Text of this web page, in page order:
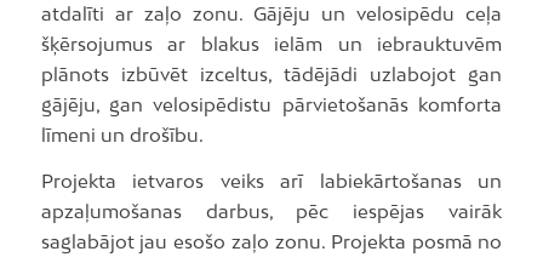
atdalīti ar zaļo zonu. Gājēju un velosipēdu ceļa
šķērsojumus ar blakus ielām un iebrauktuvēm
plānots izbūvēt izceltus, tādējādi uzlabojot gan
gājēju, gan velosipēdistu pārvietošanās komforta
līmeni un drošību.
Projekta ietvaros veiks arī labiekārtošanas un
apzaļumošanas darbus, pēc iespējas vairāk
saglabājot jau esošo zaļo zonu. Projekta posmā no